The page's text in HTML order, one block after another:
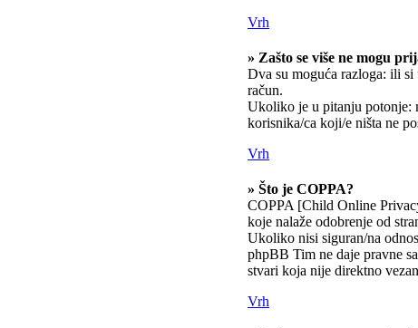
Vrh
» Zašto se više ne mogu
Dva su moguća razloga: ili si
račun.
Ukoliko je u pitanju potonje:
korisnika/ca koji/e ništa ne
Vrh
» Što je COPPA?
COPPA [Child Online
koje nalaže odobrenje od
Ukoliko nisi siguran/na
phpBB Tim ne daje pravne
stvari koja nije direktno
Vrh